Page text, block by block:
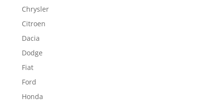
Chrysler
Citroen
Dacia
Dodge
Fiat
Ford
Honda